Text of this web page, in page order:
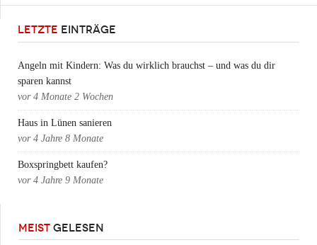
LETZTE EINTRÄGE
Angeln mit Kindern: Was du wirklich brauchst – und was du dir
sparen kannst
vor 4 Monate 2 Wochen
Haus in Lünen sanieren
vor 4 Jahre 8 Monate
Boxspringbett kaufen?
vor 4 Jahre 9 Monate
MEIST GELESEN